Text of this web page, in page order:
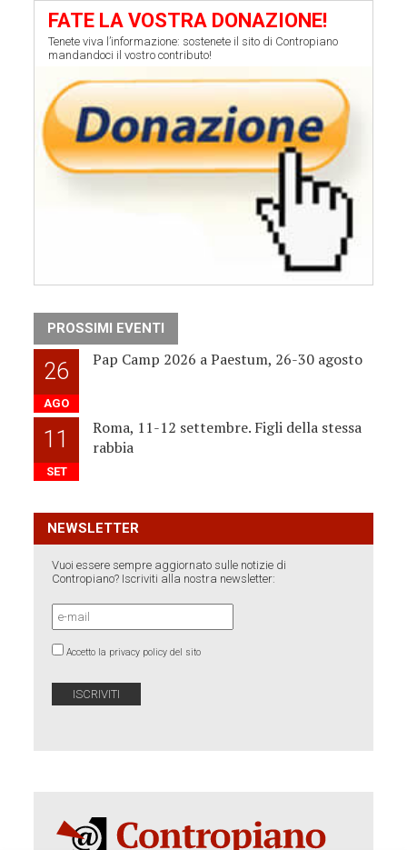
FATE LA VOSTRA DONAZIONE!
Tenete viva l’informazione: sostenete il sito di Contropiano
mandandoci il vostro contributo!
PROSSIMI EVENTI
26
AGO
Pap Camp 2026 a Paestum, 26-30 agosto
11
SET
Roma, 11-12 settembre. Figli della stessa
rabbia
NEWSLETTER
Vuoi essere sempre aggiornato sulle notizie di
Contropiano? Iscriviti alla nostra newsletter:
Accetto la privacy policy del sito